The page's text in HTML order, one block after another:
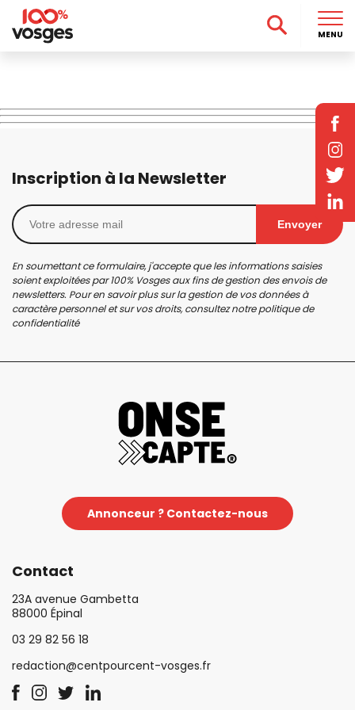
Inscription à la Newsletter
Envoyer
En soumettant ce formulaire, j'accepte que les informations saisies
soient exploitées par 100% Vosges aux fins de gestion des envois de
newsletters. Pour en savoir plus sur la gestion de vos données à
caractère personnel et sur vos droits, consultez notrepolitique de
confidentialité
Annonceur ? Contactez-nous
Contact
23A avenue Gambetta
88000 Épinal
03 29 82 56 18
redaction@centpourcent-vosges.fr
MENU